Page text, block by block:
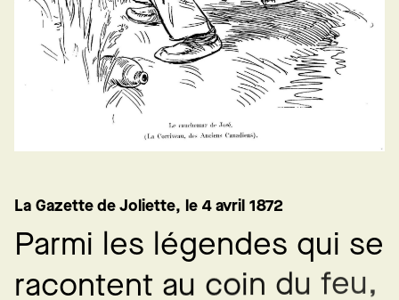
La Gazette de Joliette, le 4 avril 1872
Parmi les légendes qui se
racontent au coin du feu,